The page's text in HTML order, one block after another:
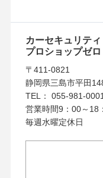
カーセキュリティ
プロショップゼロ
〒411-0821
静岡県三島市平田
TEL： 055-981-0001
営業時間9：00～18
毎週水曜定休日